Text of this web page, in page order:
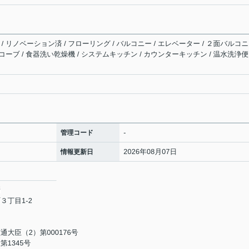
リノベーション済 / フローリング / バルコニー / エレベーター / ２面バルコニ
ーブ / 食器洗い乾燥機 / システムキッチン / カウンターキッチン / 温水洗浄便
管理コード -
情報更新日 2026年08月07日
丁目1-2
臣（2）第000176号
1345号